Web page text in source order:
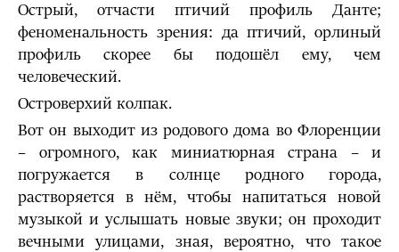
Острый, отчасти птичий профиль Данте;
феноменальность зрения: да птичий, орлиный
профиль скорее бы подошёл ему, чем
человеческий.
Островерхий колпак.
Вот он выходит из родового дома во Флоренции
– огромного, как миниатюрная страна – и
погружается в солнце родного города,
растворяется в нём, чтобы напитаться новой
музыкой и услышать новые звуки; он проходит
вечными улицами, зная, вероятно, что такое